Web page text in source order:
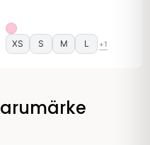
XS S M L +1